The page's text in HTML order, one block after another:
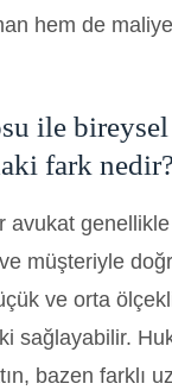
hem de
ile bireysel
fark nedir?
avukat genellikle
müşteriyle
ve orta
sağlayabilir.
bazen farklı